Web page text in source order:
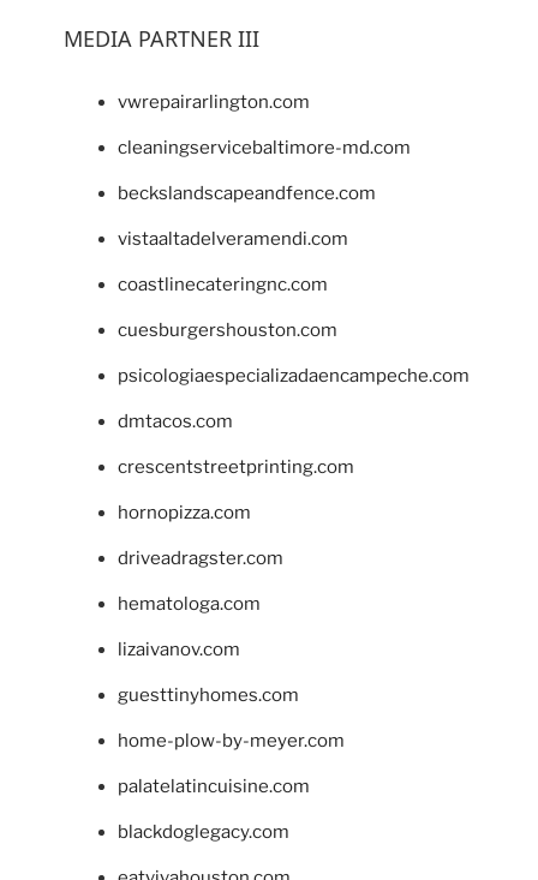
MEDIA PARTNER III
vwrepairarlington.com
cleaningservicebaltimore-md.com
beckslandscapeandfence.com
vistaaltadelveramendi.com
coastlinecateringnc.com
cuesburgershouston.com
psicologiaespecializadaencampeche.com
dmtacos.com
crescentstreetprinting.com
hornopizza.com
driveadragster.com
hematologa.com
lizaivanov.com
guesttinyhomes.com
home-plow-by-meyer.com
palatelatincuisine.com
blackdoglegacy.com